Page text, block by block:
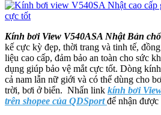
Kính bơi View V540ASA Nhật Bản
kế cực kỳ đẹp, thời trang và tinh tế,
liệu cao cấp, đảm bảo an toàn cho sức
dụng giúp bảo vệ mắt cực tốt. Dòng
cả nam lẫn nữ giới và có thể dùng cho
trời, bơi ở biển. Nhấn link kính bơi
trên shopee của QDSportđể nhận